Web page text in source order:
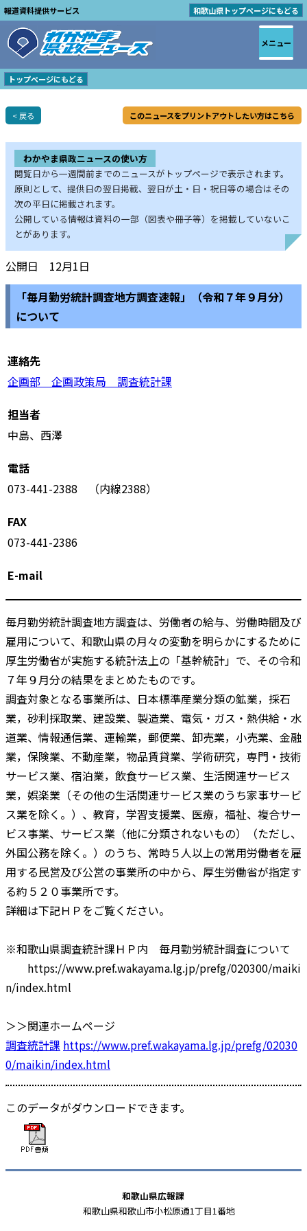
報道資料提供サービス 和歌山県トップページにもどる
トップページにもどる
< 戻る このニュースをプリントアウトしたい方はこちら
わかやま県政ニュースの使い方
閲覧日から一週間前までのニュースがトップページで表示されます。
原則として、提供日の翌日掲載、翌日が土・日・祝日等の場合はその
次の平日に掲載されます。
公開している情報は資料の一部（図表や冊子等）を掲載していないこ
とがあります。
公開日 12月1日
「毎月勤労統計調査地方調査速報」（令和７年９月分）
について
連絡先
企画部 企画政策局 調査統計課
担当者
中島、西澤
電話
073-441-2388 （内線2388）
FAX
073-441-2386
E-mail
毎月勤労統計調査地方調査は、労働者の給与、労働時間及び
雇用について、和歌山県の月々の変動を明らかにするために
厚生労働省が実施する統計法上の「基幹統計」で、その令和
７年９月分の結果をまとめたものです。
調査対象となる事業所は、日本標準産業分類の鉱業，採石
業，砂利採取業、建設業、製造業、電気・ガス・熱供給・水
道業、情報通信業、運輸業，郵便業、卸売業，小売業、金融
業，保険業、不動産業，物品賃貸業、学術研究，専門・技術
サービス業、宿泊業，飲食サービス業、生活関連サービス
業，娯楽業（その他の生活関連サービス業のうち家事サービ
ス業を除く。）、教育，学習支援業、医療，福祉、複合サー
ビス事業、サービス業（他に分類されないもの）（ただし、
外国公務を除く。）のうち、常時５人以上の常用労働者を雇
用する民営及び公営の事業所の中から、厚生労働省が指定す
る約５２０事業所です。
詳細は下記ＨＰをご覧ください。
※和歌山県調査統計課ＨＰ内 毎月勤労統計調査について
https://www.pref.wakayama.lg.jp/prefg/020300/maiki
n/index.html
＞＞関連ホームページ
調査統計課 https://www.pref.wakayama.lg.jp/prefg/02030
0/maikin/index.html
このデータがダウンロードできます。
メニュー
和歌山県広報課
和歌山県和歌山市小松原通1丁目1番地